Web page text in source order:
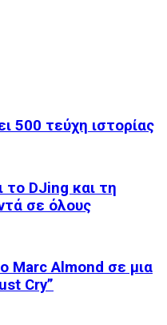
500 τεύχη ιστορίας
το DJing και τη
σε όλους
Marc Almond σε μια
Cry”